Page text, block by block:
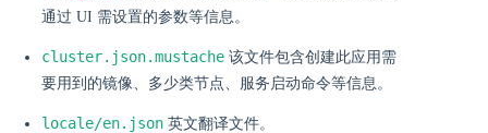
通过 UI 需设置的参数等信息。
cluster.json.mustache 该文件包含创建此应用需
要用到的镜像、多少类节点、服务启动命令等信息。
locale/en.json 英文翻译文件。